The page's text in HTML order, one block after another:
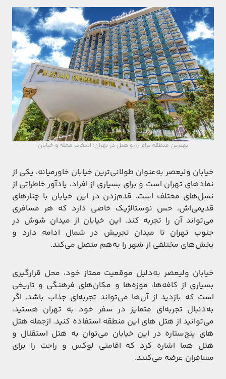
بهترین منطقه برای رزرو هتل در تهران؛ انتخاب محله و خیابان
خیابان ولیعصر به‌عنوان طولانی‌ترین خیابان خاورمیانه، یکی از
نمادهای تهران است و برای بسیاری از افراد، یادآور خاطراتی از
نسل‌های مختلف است. قدم‌زدن در این خیابان با چنارهای
قدیمی‌اش، حس نوستالژیک خاصی دارد که هر مسافری
می‌تواند آن را تجربه کند. این خیابان از میدان شوش در
جنوب تهران تا میدان تجریش در شمال ادامه دارد و
بخش‌های مختلفی از شهر را به‌هم متصل می‌کند.
خیابان ولیعصر به‌دلیل موقعیت ممتاز خود، محل قرارگیری
بسیاری از کافه‌ها، موزه‌ها و مکان‌های فرهنگی و تاریخی
است که بازدید از آن‌ها می‌تواند تجربه‌ای جذاب باشد. اگر
به‌دنبال تجربه‌ای متمایز در سفر خود به تهران هستید،
می‌توانید از هتل های این منطقه استفاده کنید. ازجمله هتل
های پنج‌ستاره در این خیابان می‌توان به هتل استقلال و
هتل هما اشاره کرد که اقامتی لوکس و راحت را برای
مسافران عرضه می‌کنند.